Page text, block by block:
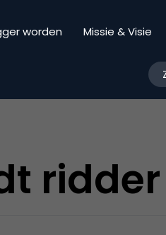
worden Missie & Visie
ridder